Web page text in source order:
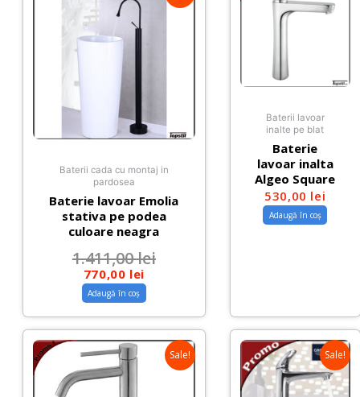
Baterii cada cu montaj in
pardosea
Baterie lavoar Emolia
stativa pe podea
culoare neagra
1.411,00lei
770,00 lei
Adaugă în coș
Baterii lavoar
inalte pe blat
Baterie
lavoar inalta
Algeo Square
530,00 lei
Adaugă în coș
Sale! Sale!